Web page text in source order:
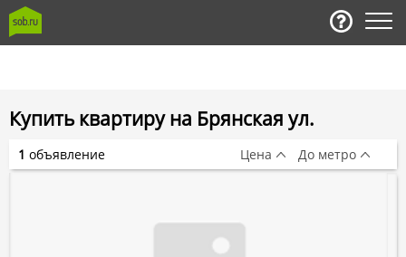
Купить квартиру на Брянская ул.
1 объявление Цена До метро